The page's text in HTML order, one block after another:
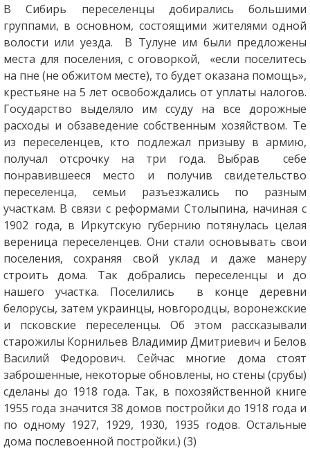
В Сибирь переселенцы добирались большими
группами, в основном, состоящими жителями одной
волости или уезда. В Тулуне им были предложены
места для поселения, с оговоркой, «если поселитесь
на пне (не обжитом месте), то будет оказана помощь»,
крестьяне на 5 лет освобождались от уплаты налогов.
Государство выделяло им ссуду на все дорожные
расходы и обзаведение собственным хозяйством. Те
из переселенцев, кто подлежал призыву в армию,
получал отсрочку на три года. Выбрав себе
понравившееся место и получив свидетельство
переселенца, семьи разъезжались по разным
участкам. В связи с реформами Столыпина, начиная с
1902 года, в Иркутскую губернию потянулась целая
вереница переселенцев. Они стали основывать свои
поселения, сохраняя свой уклад и даже манеру
строить дома. Так добрались переселенцы и до
нашего участка. Поселились в конце деревни
белорусы, затем украинцы, новгородцы, воронежские
и псковские переселенцы. Об этом рассказывали
старожилы Корнильев Владимир Дмитриевич и Белов
Василий Федорович. Сейчас многие дома стоят
заброшенные, некоторые обновлены, но стены (срубы)
сделаны до 1918 года. Так, в похозяйственной книге
1955 года значится 38 домов постройки до 1918 года и
по одному 1927, 1929, 1930, 1935 годов. Остальные
дома послевоенной постройки.) (3)